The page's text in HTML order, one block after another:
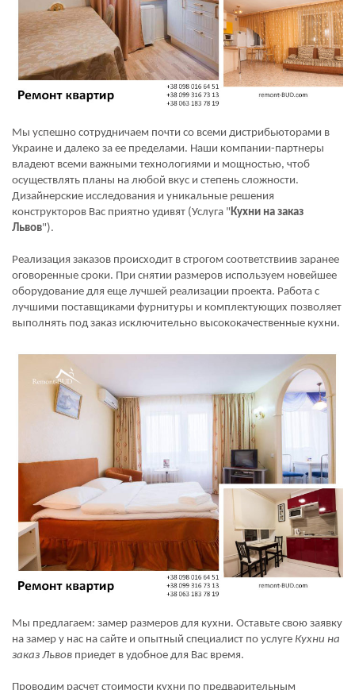
Мы успешно сотрудничаем почти со всеми дистрибьюторами в
Украине и далеко за ее пределами. Наши компании-партнеры
владеют всеми важными технологиями и мощностью, чтоб
осуществлять планы на любой вкус и степень сложности.
Дизайнерские исследования и уникальные решения
конструкторов Вас приятно удивят (Услуга "Кухни на заказ
Львов").
Реализация заказов происходит в строгом соответствиив заранее
оговоренные сроки. При снятии размеров используем новейшее
оборудование для еще лучшей реализации проекта. Работа с
лучшими поставщиками фурнитуры и комплектующих позволяет
выполнять под заказ исключительно высококачественные кухни.
Мы предлагаем: замер размеров для кухни. Оставьте свою заявку
на замер у нас на сайте и опытный специалист по услуге Кухни на
заказ Львов приедет в удобное для Вас время.
Проводим расчет стоимости кухни по предварительным